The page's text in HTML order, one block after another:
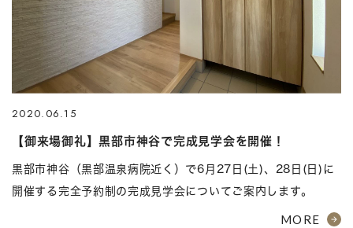
2020.06.15
【御来場御礼】黒部市神谷で完成見学会を開催！
黒部市神谷（黒部温泉病院近く）で6月27日(土)、28日(日)に
開催する完全予約制の完成見学会についてご案内します。
MORE